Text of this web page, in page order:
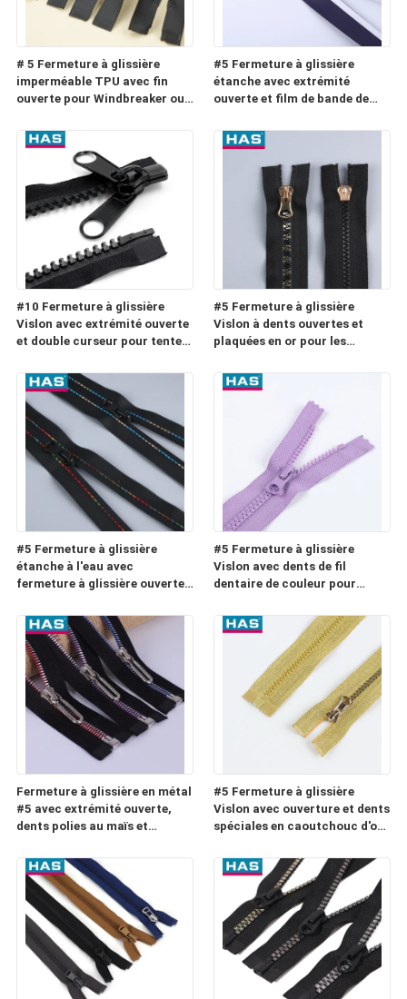
# 5 Fermeture à glissière
imperméable TPU avec fin
ouverte pour Windbreaker ou
#5 Fermeture à glissière
étanche avec extrémité
ouverte et film de bande de
bagage
#10 Fermeture à glissière
Vislon avec extrémité ouverte
et double curseur pour tente
#5 Fermeture à glissière
Vislon à dents ouvertes et
plaquées en or pour les
ménagers
#5 Fermeture à glissière
étanche à l'eau avec
fermeture à glissière ouverte
glissière à double fil de
couleur pour les vêtements
#5 Fermeture à glissière
Vislon avec dents de fil
dentaire de couleur pour
Fermeture à glissière en métal
#5 avec extrémité ouverte,
dents polies au maïs et
#5 Fermeture à glissière
Vislon avec ouverture et dents
spéciales en caoutchouc d'or